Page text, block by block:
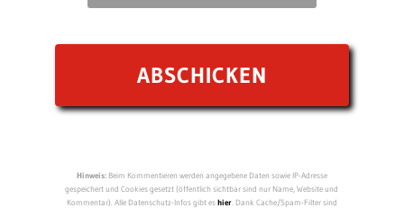
Hinweis:Beim Kommentieren werden angegebene Daten sowie IP-Adresse
gespeichert und Cookies gesetzt (öffentlich sichtbar sind nur Name, Website und
Kommentar). Alle Datenschutz-Infos gibt eshier. Dank Cache/Spam-Filter sind